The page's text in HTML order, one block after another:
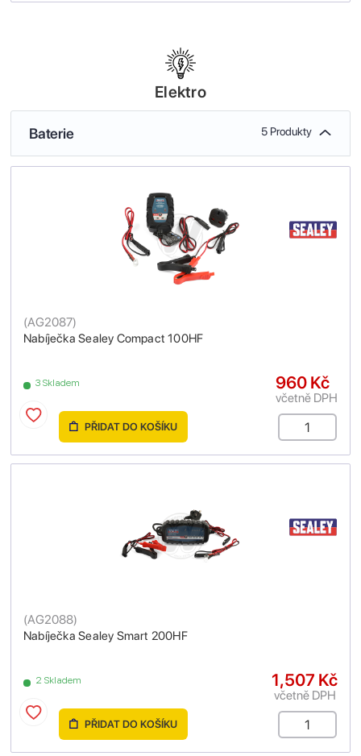
Elektro
Baterie 5 Produkty
Nabíječka Sealey Compact 100HF
(AG2087)
3 Skladem 960 Kč
včetně DPH
PŘIDAT DO KOŠÍKU
Nabíječka Sealey Smart 200HF
(AG2088)
2 Skladem 1,507 Kč
včetně DPH
PŘIDAT DO KOŠÍKU